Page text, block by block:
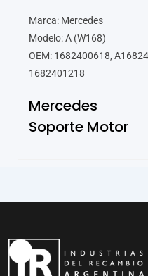
Marca: Mercedes
Modelo: A (W168)
OEM: 1682400618,
1682401218
Mercedes
Soporte Motor